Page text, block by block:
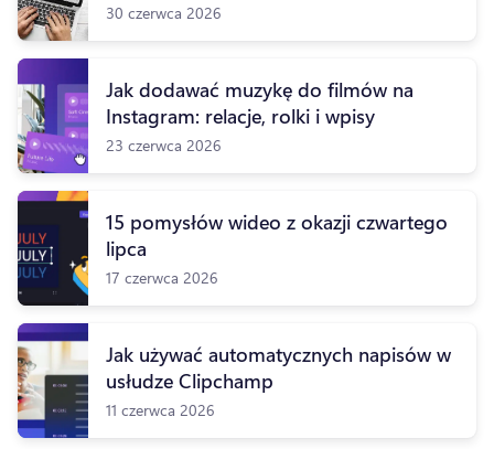
30 czerwca 2026
Jak dodawać muzykę do filmów na
Instagram: relacje, rolki i wpisy
23 czerwca 2026
15 pomysłów wideo z okazji czwartego
lipca
17 czerwca 2026
Jak używać automatycznych napisów w
usłudze Clipchamp
11 czerwca 2026